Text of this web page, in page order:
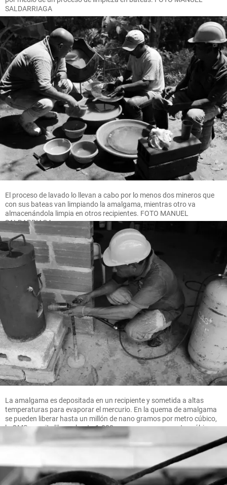
SALDARRIAGA
El proceso de lavado lo llevan a cabo por lo menos dos mineros que
con sus bateas van limpiando la amalgama, mientras otro va
almacenándola limpia en otros recipientes. FOTO MANUEL
SALDARRIAGA
La amalgama es depositada en un recipiente y sometida a altas
temperaturas para evaporar el mercurio. En la quema de amalgama
se pueden liberar hasta un millón de nano gramos por metro cúbico,
la OMS permite liberar hasta 1.000 nano gramos por metro cúbico.